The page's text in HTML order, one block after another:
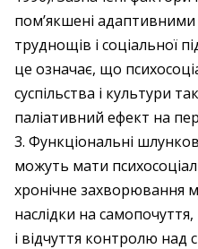
пом’якшені
труднощів і соціальної
це означає, що
суспільства і культури
паліативний ефект на
3. Функціональні
можуть мати
хронічне захворювання
наслідки на
і відчуття контролю